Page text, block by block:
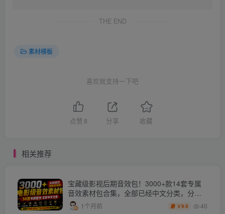
THE END
素材模板
喜欢就支持一下吧
点赞 8 分享 收藏
相关推荐
宝藏级影视后期音效包！3000+款14套专属
音效素材包合集，全部已经中文分类，分类
清晰 1个月前 ￥9.9 40